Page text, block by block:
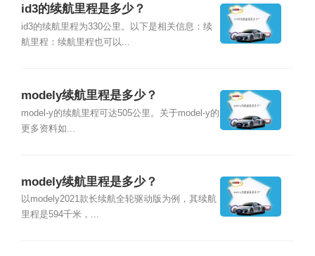
id3的续航里程是多少？
id3的续航里程为330公里。以下是相关信息：续
航里程：续航里程也可以...
modely续航里程是多少？
model-y的续航里程可达505公里。关于model-y的
更多资料如...
modely续航里程是多少？
以modely2021款长续航全轮驱动版为例，其续航
里程是594千米，...